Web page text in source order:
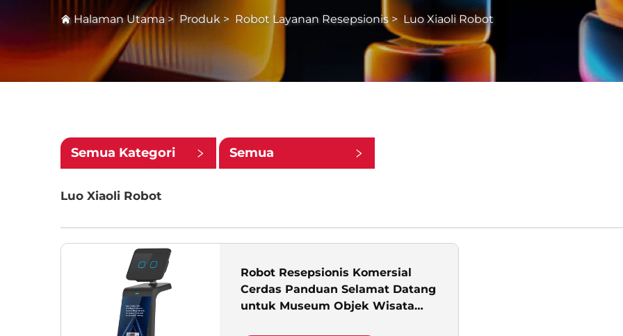
Halaman Utama> Produk > Robot Layanan Resepsionis> Luo Xiaoli Robot
Semua Kategori Semua
Luo Xiaoli Robot
Robot Resepsionis Komersial
Cerdas Panduan Selamat Datang
untuk Museum Objek Wisata